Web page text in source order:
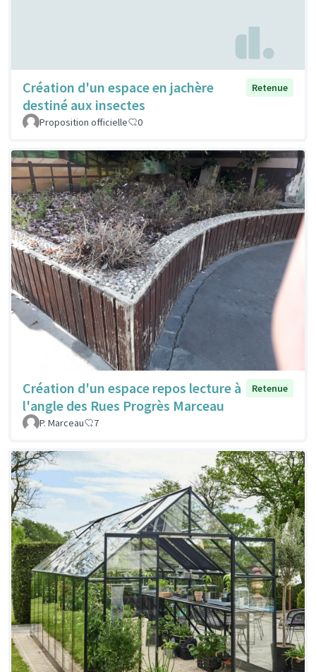
Création d'un espace en jachère
destiné aux insectes
Retenue
Proposition officielle 0
Création d'un espace repos lecture à
l'angle des Rues Progrès Marceau
Retenue
P. Marceau 7